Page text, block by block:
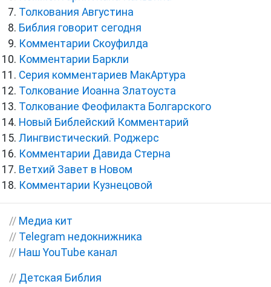
Толкования Августина
Библия говорит сегодня
Комментарии Скоуфилда
Комментарии Баркли
Серия комментариев МакАртура
Толкование Иоанна Златоуста
Толкование Феофилакта Болгарского
Новый Библейский Комментарий
Лингвистический. Роджерс
Комментарии Давида Стерна
Ветхий Завет в Новом
Комментарии Кузнецовой
// Медиа кит
// Telegram недокнижника
// Наш YouTube канал
// Детская Библия